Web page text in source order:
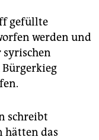
gefüllte
werden und
syrischen
schreibt
hätten das